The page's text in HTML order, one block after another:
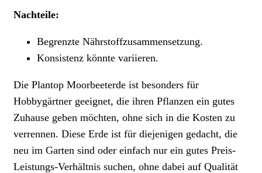
Nachteile:
Begrenzte Nährstoffzusammensetzung.
Konsistenz könnte variieren.
Die Plantop Moorbeeterde ist besonders für
Hobbygärtner geeignet, die ihren Pflanzen ein gutes
Zuhause geben möchten, ohne sich in die Kosten zu
verrennen. Diese Erde ist für diejenigen gedacht, die
neu im Garten sind oder einfach nur ein gutes Preis-
Leistungs-Verhältnis suchen, ohne dabei auf Qualität